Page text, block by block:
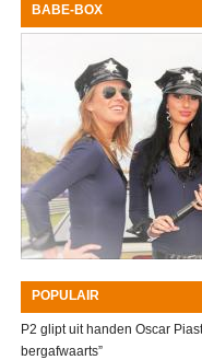
BABE-BOX
POPULAIR
P2 glipt uit handen Oscar
bergafwaarts”